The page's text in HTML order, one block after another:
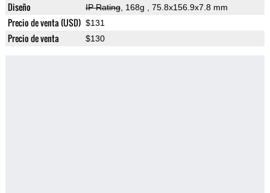
Diseño IP Rating, 168g , 75.8x156.9x7.8 mm
Precio de venta (USD) $131
Precio de venta $130